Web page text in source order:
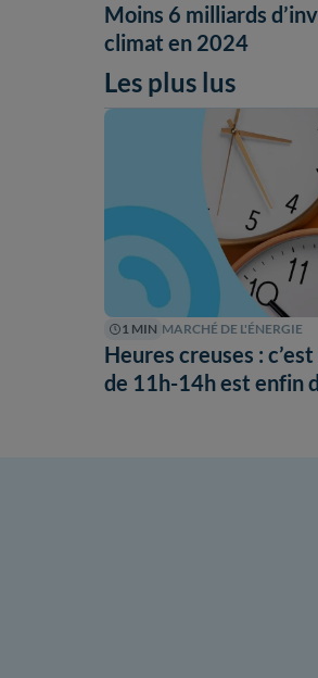
Moins 6 milliards
climat en 2024
Les plus lus
1 MIN MARCHÉ DE L'ÉNERGIE
Heures creuses :
de 11h-14h est enfin